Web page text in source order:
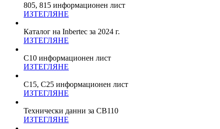
805, 815 информационен лист
ИЗТЕГЛЯНЕ
Каталог на Inbertec за 2024 г.
ИЗТЕГЛЯНЕ
C10 информационен лист
ИЗТЕГЛЯНЕ
C15, C25 информационен лист
ИЗТЕГЛЯНЕ
Технически данни за CB110
ИЗТЕГЛЯНЕ